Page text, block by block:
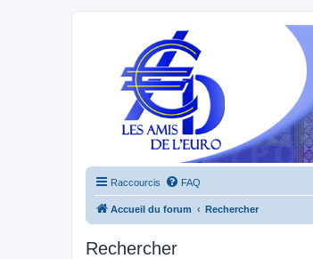
Raccourcis FAQ
Accueil du forum Rechercher
Rechercher